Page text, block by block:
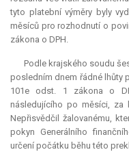
tyto platební výměry byly
měsíců pro rozhodnutí o
zákona o DPH.
Podle krajského soudu
posledním dnem řádné lhůty
101e odst. 1 zákona o
následujícího po měsíci, za
Nepřisvědčil žalovanému,
pokyn Generálního
určení počátku běhu této